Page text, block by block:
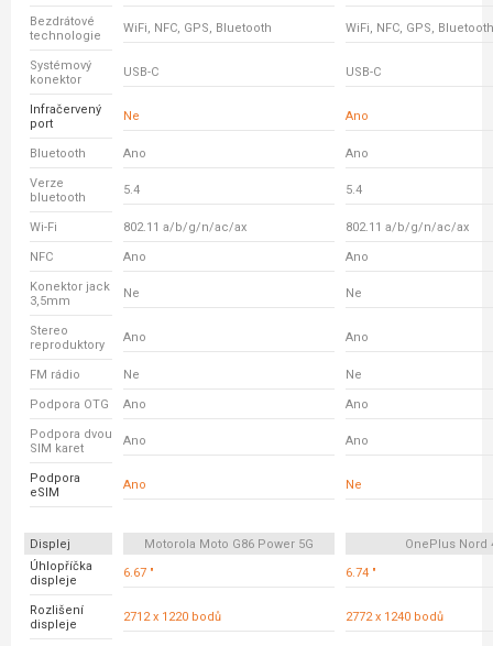
Bezdrátové
technologie
WiFi, NFC, GPS, Bluetooth WiFi, NFC, GPS, Bluetooth
Systémový
konektor
USB-C USB-C
Infračervený
port
Ne Ano
Bluetooth Ano Ano
Verze
bluetooth
5.4 5.4
Wi-Fi 802.11 a/b/g/n/ac/ax 802.11 a/b/g/n/ac/ax
NFC Ano Ano
Konektor jack
3,5mm
Ne Ne
Stereo
reproduktory
Ano Ano
FM rádio Ne Ne
Podpora OTG Ano Ano
Podpora dvou
SIM karet
Ano Ano
Podpora
eSIM
Ano Ne
Displej Motorola Moto G86 Power 5G
OnePlus Nord
Úhlopříčka
displeje
6.67 " 6.74 "
Rozlišení
displeje
2712 x 1220 bodů 2772 x 1240 bodů